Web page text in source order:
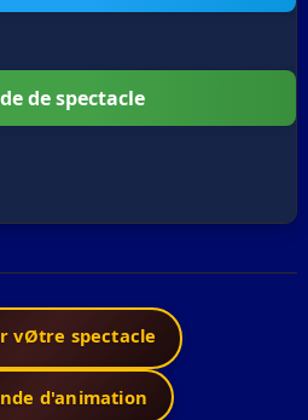
de spectacle
vØtre spectacle
d'animation